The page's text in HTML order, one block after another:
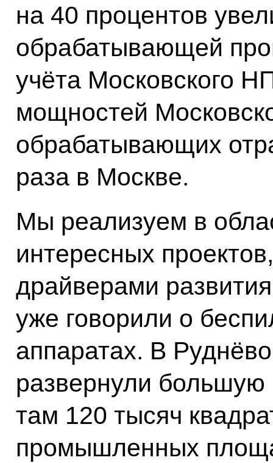
на 40 процентов
обрабатывающей
учёта Московского
мощностей
обрабатывающих
раза в Москве.
Мы реализуем в
интересных
драйверами
уже говорили о
аппаратах. В
развернули большую
там 120 тысяч
промышленных